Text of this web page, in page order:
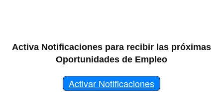
Activa Notificaciones para recibir las próximas
Oportunidades de Empleo
Activar Notificaciones